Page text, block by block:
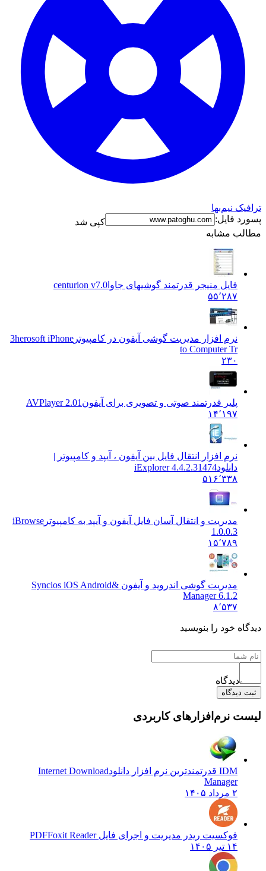
ترافیک نیم‌بها
پسورد فایل:
کپی شد
مطالب مشابه
فایل منیجر قدرتمند گوشیهای جاوا centurion v7.0
۵۵٬۲۸۷
نرم افزار مدیریت گوشی آیفون در کامپیوتر 3herosoft iPhone
to Computer Tr
۲۳۰
پلیر قدرتمند صوتی و تصویری برای آیفون AVPlayer 2.01
۱۴٬۱۹۷
نرم افزار انتقال فایل بین آیفون ، آیپد و کامپیوتر |
دانلودiExplorer 4.4.2.31474
۵۱۶٬۳۳۸
مدیریت و انتقال آسان فایل آیفون و آیپد به کامپیوتر iBrowse
1.0.0.3
۱۵٬۷۸۹
مدیریت گوشی اندروید و آیفون &Syncios iOS Android
Manager 6.1.2
۸٬۵۳۷
دیدگاه خود را بنویسید
دیدگاه
ثبت دیدگاه
لیست نرم‌افزارهای کاربردی
IDM قدرتمندترین نرم افزار دانلود
Internet Download
Manager
۲ مرداد ۱۴۰۵
فوکسیت ریدر مدیریت و اجرای فایل PDFFoxit Reader
۱۴ تیر ۱۴۰۵